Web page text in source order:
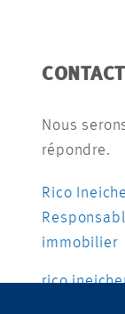
Nous
répondre.
Rico
immobilier